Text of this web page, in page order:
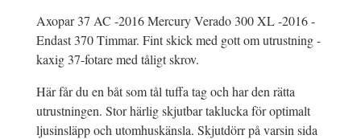
Axopar 37 AC -2016 Mercury Verado 300 XL -2016 -
Endast 370 Timmar. Fint skick med gott om utrustning -
kaxig 37-fotare med tåligt skrov.
Här får du en båt som tål tuffa tag och har den rätta
utrustningen. Stor härlig skjutbar taklucka för optimalt
ljusinsläpp och utomhuskänsla. Skjutdörr på varsin sida